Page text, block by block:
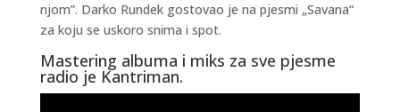
njom”. Darko Rundek gostovao je na pjesmi „Savana“
za koju se uskoro snima i spot.
Mastering albuma i miks za sve pjesme
radio je Kantriman.